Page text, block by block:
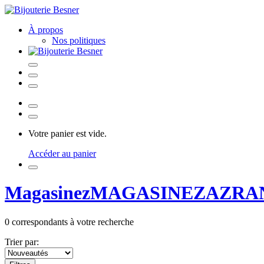
À propos
Nos politiques
Votre panier est vide.
Accéder au panier
MagasinezMAGASINEZ
0 correspondants à votre recherche
Trier par: